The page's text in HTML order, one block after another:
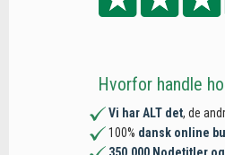
Hvorfor handle
Vi har ALT det, de
100% dansk online